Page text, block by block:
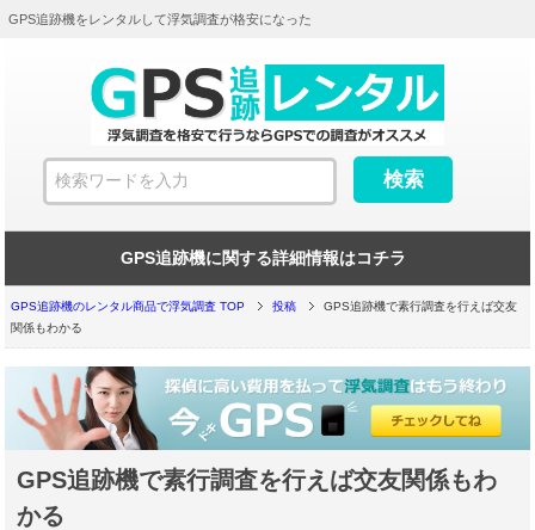
GPS追跡機をレンタルして浮気調査が格安になった
GPS追跡機に関する詳細情報はコチラ
GPS追跡機のレンタル商品で浮気調査 TOP 投稿
GPS追跡機で素行調査を行えば交友
関係もわかる
GPS追跡機で素行調査を行えば交友関係もわ
かる